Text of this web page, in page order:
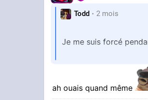
Todd 2 mois
Je me suis forcé
Après je suis rentré
ah ouais quand même